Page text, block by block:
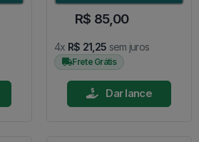
R$ 85,00
4x R$ 21,25 sem juros
Frete Grátis
Dar lance